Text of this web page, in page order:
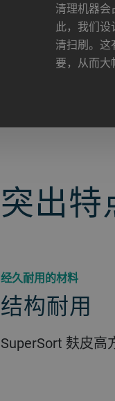
清理机器会
此，我们设
清扫刷。这
要，从而大
突出特
经久耐用的材料
结构耐用
SuperSort 麸皮高